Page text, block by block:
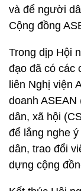
và để người
Cộng đồng
Trong dịp Hội
đạo đã có các
liên Nghị viện
doanh
dân, xã hội
để lắng nghe
dân, trao đổi
dựng cộng